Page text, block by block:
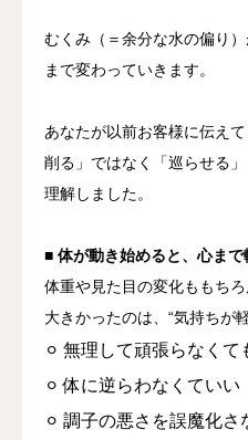
むくみ（＝余分な水の偏り）
まで変わっていきます。
あなたが以前お客様に伝え
削る」ではなく「巡らせる」
理解しました。
■ 体が動き始めると、心まで
体重や見た目の変化ももち
大きかったのは、 “気持ちが
⚪︎ 無理して頑張らなくて
⚪︎ 体に逆らわなくていい
⚪︎ 調子の悪さを誤魔化さ